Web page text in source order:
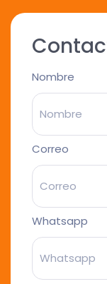
Nombre
Correo
Whatsapp